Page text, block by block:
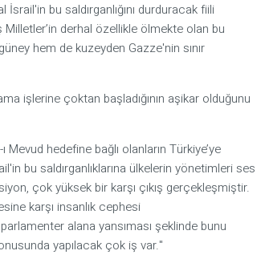
İsrail'in bu saldırganlığını durduracak fiili
derhal özellikle ölmekte olan bu
hem de kuzeyden Gazze'nin sınır
işlerine çoktan başladığının aşikar olduğunu
hedefine bağlı olanların Türkiye’ye
bu saldırganlıklarına ülkelerin yönetimleri ses
çok yüksek bir karşı çıkış gerçekleşmiştir.
karşı insanlık cephesi
alana yansıması şeklinde bunu
yapılacak çok iş var."